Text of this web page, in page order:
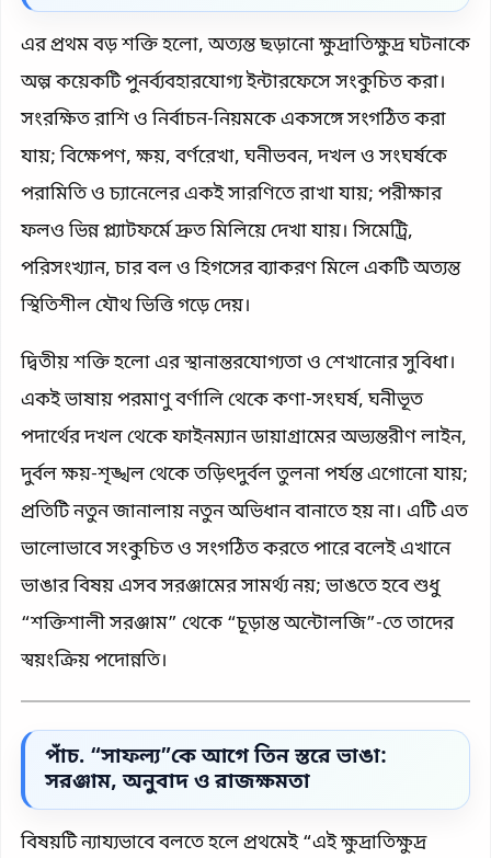
এর প্রথম বড় শক্তি হলো, অত্যন্ত ছড়ানো ক্ষুদ্রাতিক্ষুদ্র ঘটনাকে
অল্প কয়েকটি পুনর্ব্যবহারযোগ্য ইন্টারফেসে সংকুচিত করা।
সংরক্ষিত রাশি ও নির্বাচন-নিয়মকে একসঙ্গে সংগঠিত করা
যায়; বিক্ষেপণ, ক্ষয়, বর্ণরেখা, ঘনীভবন, দখল ও সংঘর্ষকে
পরামিতি ও চ্যানেলের একই সারণিতে রাখা যায়; পরীক্ষার
ফলও ভিন্ন প্ল্যাটফর্মে দ্রুত মিলিয়ে দেখা যায়। সিমেট্রি,
পরিসংখ্যান, চার বল ও হিগসের ব্যাকরণ মিলে একটি অত্যন্ত
স্থিতিশীল যৌথ ভিত্তি গড়ে দেয়।
দ্বিতীয় শক্তি হলো এর স্থানান্তরযোগ্যতা ও শেখানোর সুবিধা।
একই ভাষায় পরমাণু বর্ণালি থেকে কণা-সংঘর্ষ, ঘনীভূত
পদার্থের দখল থেকে ফাইনম্যান ডায়াগ্রামের অভ্যন্তরীণ লাইন,
দুর্বল ক্ষয়-শৃঙ্খল থেকে তড়িৎদুর্বল তুলনা পর্যন্ত এগোনো যায়;
প্রতিটি নতুন জানালায় নতুন অভিধান বানাতে হয় না। এটি এত
ভালোভাবে সংকুচিত ও সংগঠিত করতে পারে বলেই এখানে
ভাঙার বিষয় এসব সরঞ্জামের সামর্থ্য নয়; ভাঙতে হবে শুধু
“শক্তিশালী সরঞ্জাম” থেকে “চূড়ান্ত অন্টোলজি”-তে তাদের
স্বয়ংক্রিয় পদোন্নতি।
পাঁচ. “সাফল্য”কে আগে তিন স্তরে ভাঙা:
সরঞ্জাম, অনুবাদ ও রাজক্ষমতা
বিষয়টি ন্যায্যভাবে বলতে হলে প্রথমেই “এই ক্ষুদ্রাতিক্ষুদ্র